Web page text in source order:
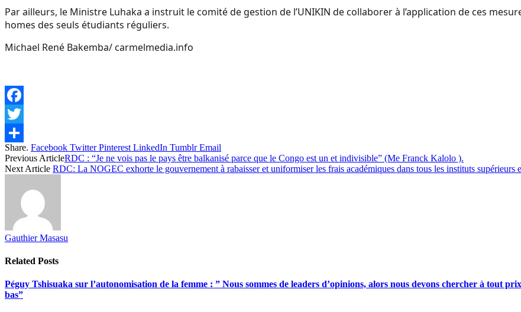
Par ailleurs, le Ministre Luhaka a instruit le comité de gestion de l’UNIKIN de collaborer à l’application de ces
homes des seuls étudiants réguliers.
Michael René Bakemba/ carmelmedia.info
Facebook
Twitter
Share
Share. Facebook Twitter Pinterest LinkedIn Tumblr Email
Previous ArticleRDC : “Je ne vois pas le pays être balkanisé parce que le Congo est un et indivisible” (Me Franck Kalolo ).
Next Article RDC: La NOGEC exhorte le gouvernement à rabaisser et uniformiser les frais académiques dans tous les instituts supérieurs
Gauthier Masasu
Related Posts
Péguy Tshisuaka sur l’autonomisation de la femme : ” Nous sommes de leaders d’opinions, alors nous devons chercher à tout
bas”